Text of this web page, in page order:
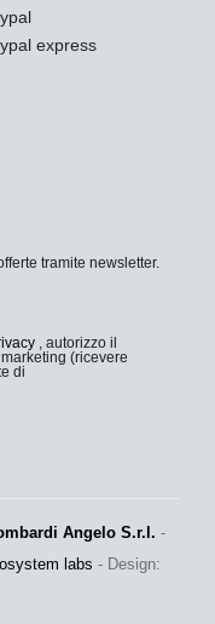
express
tramite newsletter.
, autorizzo il
(ricevere
di
Angelo S.r.l. -
labs - Design: